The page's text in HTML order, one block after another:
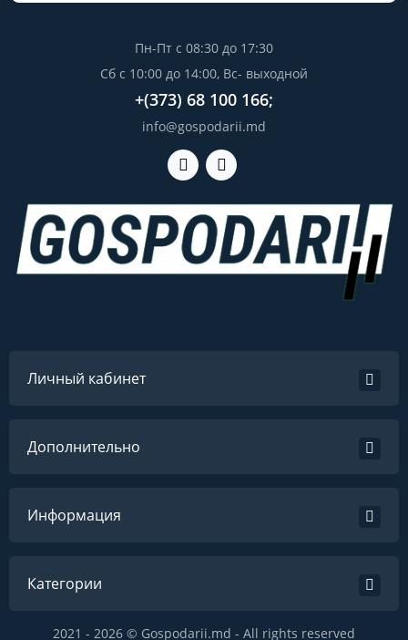
Пн-Пт с 08:30 до 17:30
Сб с 10:00 до 14:00, Вс- выходной
+(373) 68 100 166;
info@gospodarii.md
Личный кабинет
Дополнительно
Информация
Категории
2021 - 2026 © Gospodarii.md - All rights reserved